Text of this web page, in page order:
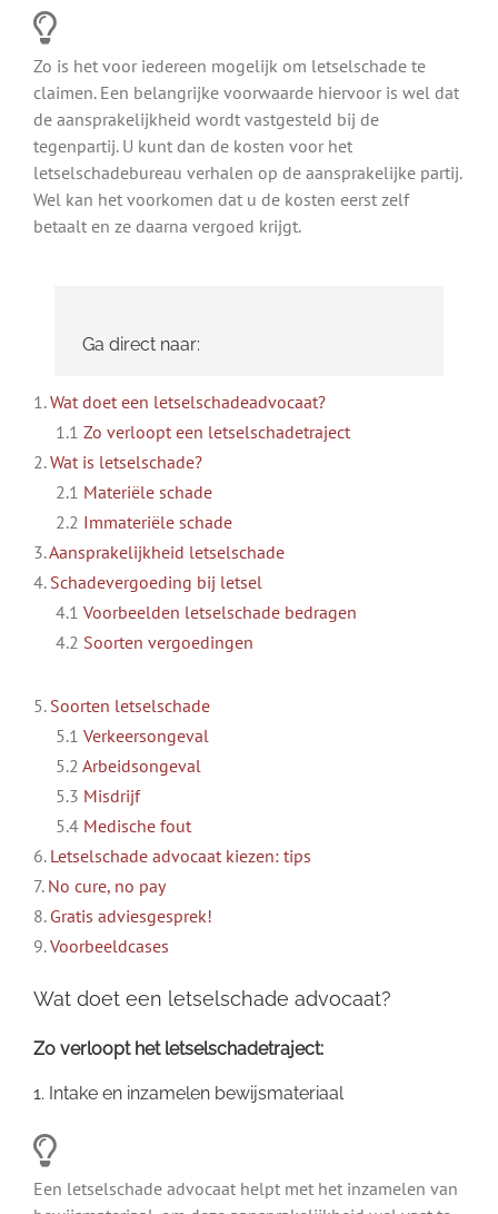
Zo is het voor iedereen mogelijk om letselschade te
claimen. Een belangrijke voorwaarde hiervoor is wel dat
de aansprakelijkheid wordt vastgesteld bij de
tegenpartij. U kunt dan de kosten voor het
letselschadebureau verhalen op de aansprakelijke partij.
Wel kan het voorkomen dat u de kosten eerst zelf
betaalt en ze daarna vergoed krijgt.
Ga direct naar:
1.Wat doet een letselschadeadvocaat?
1.1 Zo verloopt een letselschadetraject
2.Wat is letselschade?
2.1 Materiële schade
2.2 Immateriële schade
3.Aansprakelijkheid letselschade
4. Schadevergoeding bij letsel
4.1 Voorbeelden letselschade bedragen
4.2 Soorten vergoedingen
5. Soorten letselschade
5.1 Verkeersongeval
5.2 Arbeidsongeval
5.3 Misdrijf
5.4 Medische fout
6. Letselschade advocaat kiezen: tips
7. No cure, no pay
8. Gratis adviesgesprek!
9.Voorbeeldcases
Wat doet een letselschade advocaat?
Zo verloopt het letselschadetraject:
1. Intake en inzamelen bewijsmateriaal
Een letselschade advocaat helpt met het inzamelen van